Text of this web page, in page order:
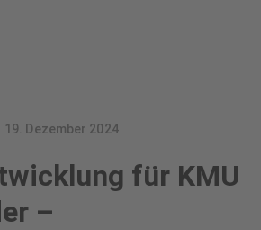
19. Dezember 2024
für KMU
–